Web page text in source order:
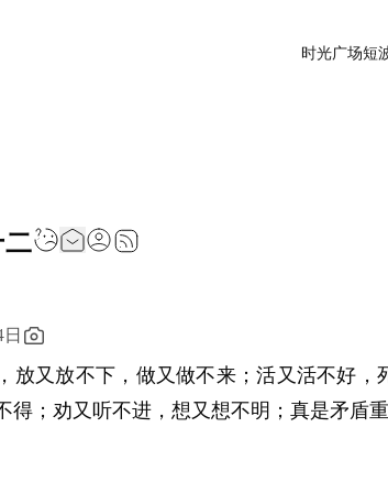
时光广场短
放又放不下，做又做不来；活又活不好，
得；劝又听不进，想又想不明；真是矛盾重